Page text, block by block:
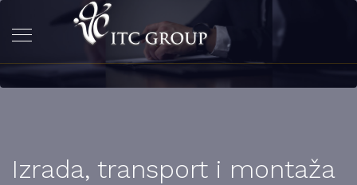
Izrada, transport i montaža